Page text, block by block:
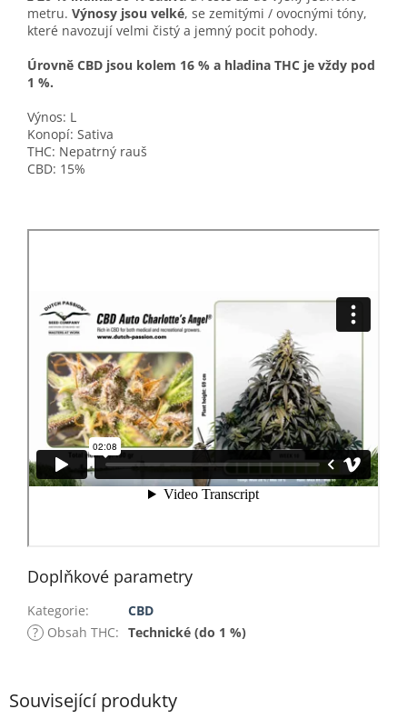
Související produkty
metru. Výnosy jsou velké, se zemitými / ovocnými tóny,
které navozují velmi čistý a jemný pocit pohody.
Úrovně CBD jsou kolem 16 % a hladina THC je vždy pod
1 %.
Výnos: L
Konopí: Sativa
THC: Nepatrný rauš
CBD: 15%
Doplňkové parametry
Kategorie:
CBD
? Obsah THC: Technické (do 1 %)